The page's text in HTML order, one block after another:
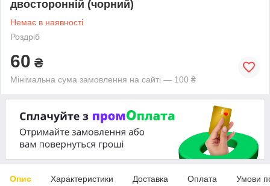
двосторонній (чорний)
Немає в наявності
Роздріб
60 ₴
Мінімальна сума замовлення на сайті — 100 ₴
Опис Характеристики Доставка Оплата Умови